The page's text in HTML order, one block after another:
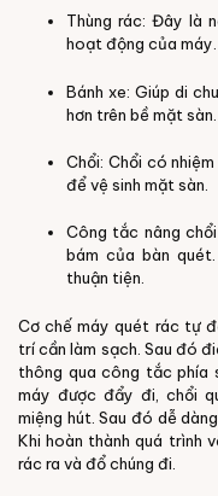
Thùng rác: Đây là
hoạt động của máy.
Bánh xe: Giúp di
hơn trên bề mặt sàn.
Chổi: Chổi có
để vệ sinh mặt sàn.
Công tắc nâng
bám của bàn
thuận tiện.
Cơ chế máy quét rác tự
trí cần làm sạch. Sau đó
thông qua công tắc phía
máy được đẩy đi, chổi
miệng hút. Sau đó dễ
Khi hoàn thành quá trình
rác ra và đổ chúng đi.